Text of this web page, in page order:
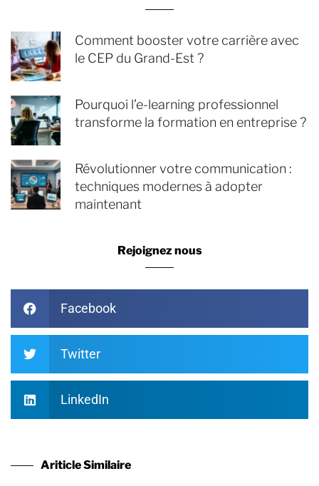
Comment booster votre carrière avec
le CEP du Grand-Est ?
Pourquoi l’e-learning professionnel
transforme la formation en entreprise ?
Révolutionner votre communication :
techniques modernes à adopter
maintenant
Rejoignez nous
Facebook
Twitter
LinkedIn
Ariticle Similaire